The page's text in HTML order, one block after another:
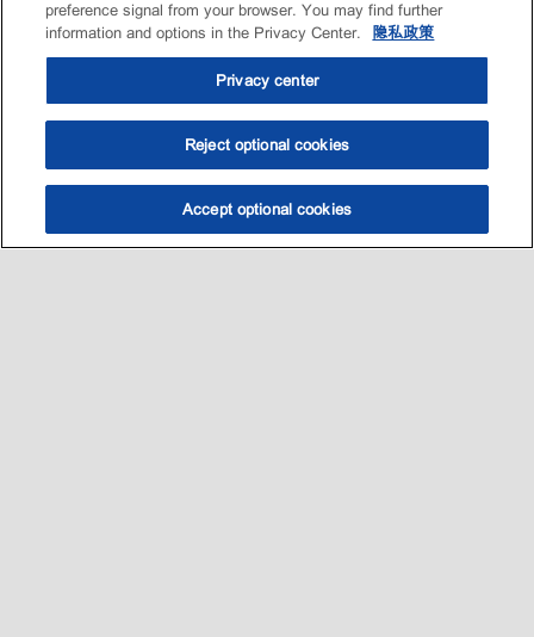
选油助手 查找门店
preference signal from your browser. You may find further
information and options in the Privacy Center.
隐私政策
Privacy center
Reject optional cookies
Accept optional cookies